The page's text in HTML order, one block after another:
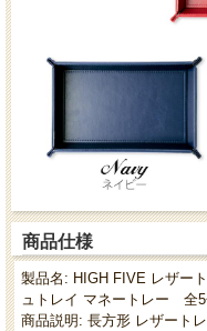
商品仕様
製品名: HIGH FIVE レザー
ュトレイ マネートレー 全
商品説明: 長方形 レザート